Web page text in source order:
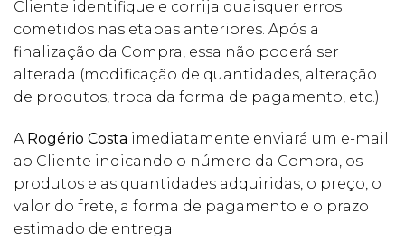
Cliente identifique e corrija quaisquer erros
cometidos nas etapas anteriores. Após a
finalização da Compra, essa não poderá ser
alterada (modificação de quantidades, alteração
de produtos, troca da forma de pagamento, etc.).
A Rogério Costa imediatamente enviará um e-mail
ao Cliente indicando o número da Compra, os
produtos e as quantidades adquiridas, o preço, o
valor do frete, a forma de pagamento e o prazo
estimado de entrega.